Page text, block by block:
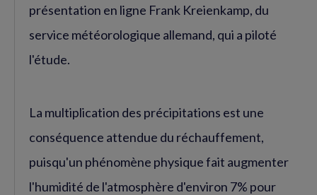
présentation en ligne Frank Kreienkamp, du
service météorologique allemand, qui a piloté
l'étude.
La multiplication des précipitations est une
conséquence attendue du réchauffement,
puisqu'un phénomène physique fait augmenter
l'humidité de l'atmosphère d'environ 7% pour